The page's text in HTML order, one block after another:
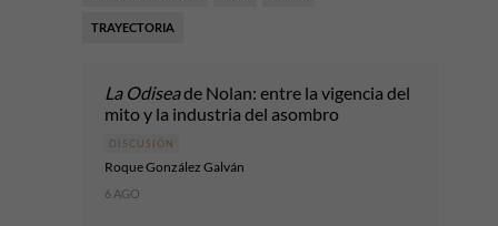
TRAYECTORIA
La Odiseade Nolan: entre la vigencia del
mito y la industria del asombro
DISCUSIÓN
Roque González Galván
6 AGO